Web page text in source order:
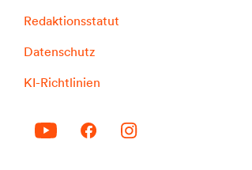
Redaktionsstatut
Datenschutz
KI-Richtlinien